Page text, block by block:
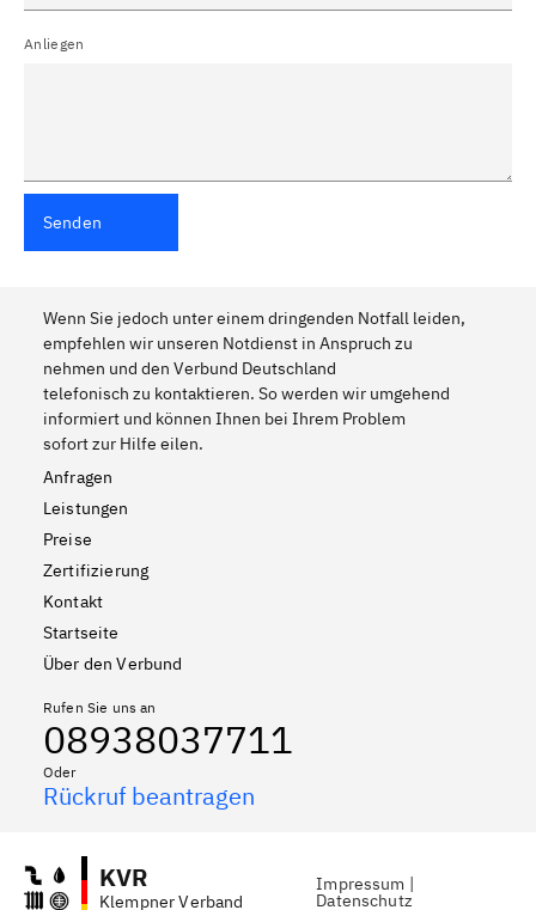
Anliegen
Senden
Wenn Sie jedoch unter einem dringenden Notfall leiden,
empfehlen wir unseren Notdienst in Anspruch zu
nehmen und den Verbund Deutschland
telefonisch zu kontaktieren. So werden wir umgehend
informiert und können Ihnen bei Ihrem Problem
sofort zur Hilfe eilen.
Anfragen
Leistungen
Preise
Zertifizierung
Kontakt
Startseite
Über den Verbund
Rufen Sie uns an
08938037711
Oder
Rückruf beantragen
KVR
Klempner Verband
Impressum |
Datenschutz